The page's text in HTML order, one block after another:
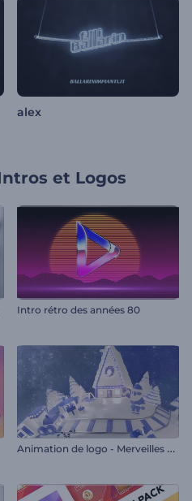
alex
et Logos
Intro rétro des années 80
A
nimation de logo - Merveilles d'hiver